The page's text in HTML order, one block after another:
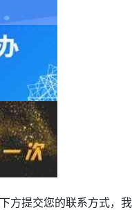
方提交您的联系方式，